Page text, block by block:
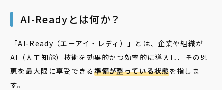
AI-Readyとは何か？
「AI-Ready（エーアイ・レディ）」とは、企業や組織が
AI（人工知能）技術を効果的かつ効率的に導入し、その恩
恵を最大限に享受できる 準備が整っている状態を指しま
す。